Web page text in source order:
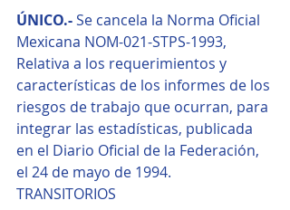
ÚNICO.- Se cancela la Norma Oficial
Mexicana NOM-021-STPS-1993,
Relativa a los requerimientos y
características de los informes de los
riesgos de trabajo que ocurran, para
integrar las estadísticas, publicada
en el Diario Oficial de la Federación,
el 24 de mayo de 1994.
TRANSITORIOS